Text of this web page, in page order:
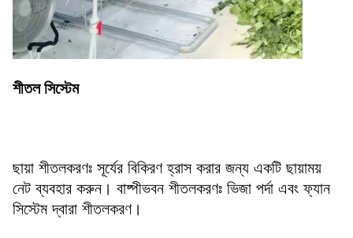
শীতল সিস্টেম
ছায়া শীতলকরণঃ সূর্যের বিকিরণ হ্রাস করার জন্য একটি ছায়াময়
নেট ব্যবহার করুন। বাষ্পীভবন শীতলকরণঃ ভিজা পর্দা এবং ফ্যান
সিস্টেম দ্বারা শীতলকরণ।